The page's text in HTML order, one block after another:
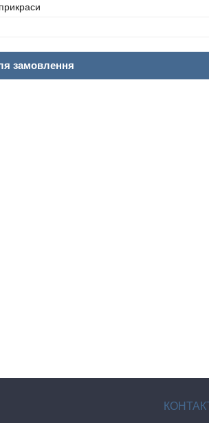
замовлення